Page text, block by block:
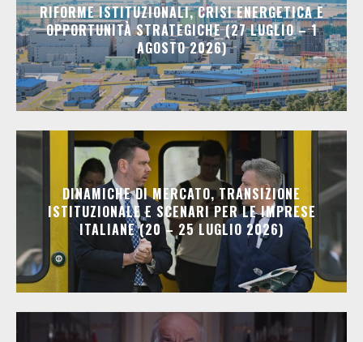
RIFORME ISTITUZIONALI, CRISI ENERGETICA E
OPPORTUNITÀ STRATEGICHE (27 LUGLIO – 1
AGOSTO 2026)
DINAMICHE DI MERCATO, TRANSIZIONE
ISTITUZIONALE E SCENARI PER LE IMPRESE
ITALIANE (20 – 25 LUGLIO 2026)